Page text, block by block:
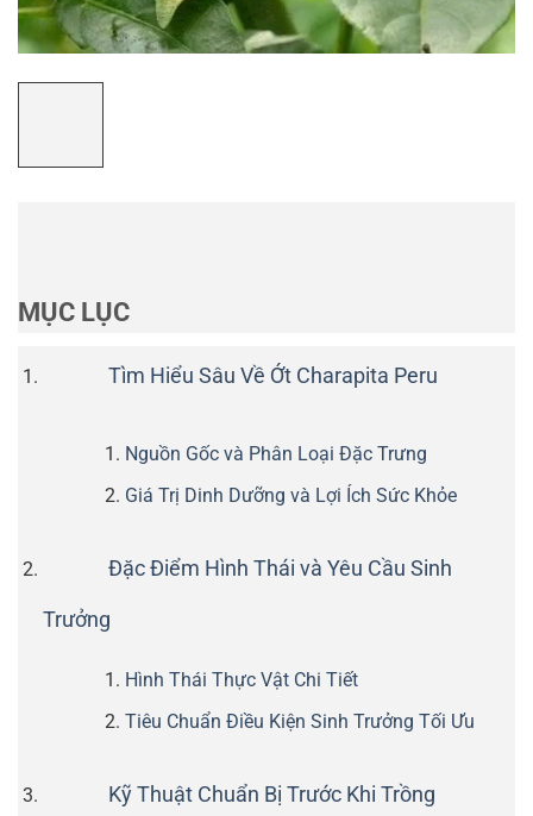
MỤC LỤC
Tìm Hiểu Sâu Về Ớt Charapita Peru
Nguồn Gốc và Phân Loại Đặc Trưng
Giá Trị Dinh Dưỡng và Lợi Ích Sức Khỏe
Đặc Điểm Hình Thái và Yêu Cầu Sinh
Trưởng
Hình Thái Thực Vật Chi Tiết
Tiêu Chuẩn Điều Kiện Sinh Trưởng Tối Ưu
Kỹ Thuật Chuẩn Bị Trước Khi Trồng